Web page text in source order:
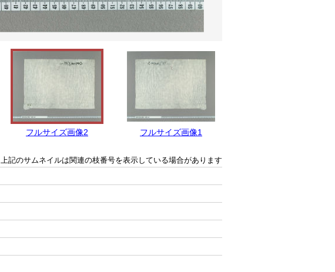
フルサイズ画像2 フルサイズ画像1
上記のサムネイルは関連の枝番号を表示している場合があります